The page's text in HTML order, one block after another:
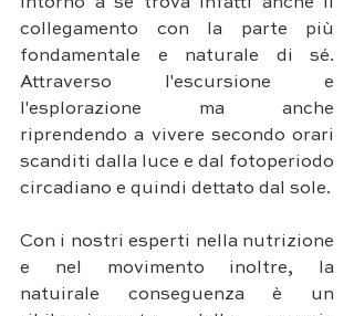
intorno a sé trova infatti anche il
collegamento con la parte più
fondamentale e naturale di sé.
Attraverso l'escursione e
l'esplorazione ma anche
riprendendo a vivere secondo orari
scanditi dalla luce e dal fotoperiodo
Con i nostri esperti nella nutrizione
e nel movimento inoltre, la
natuirale conseguenza è un